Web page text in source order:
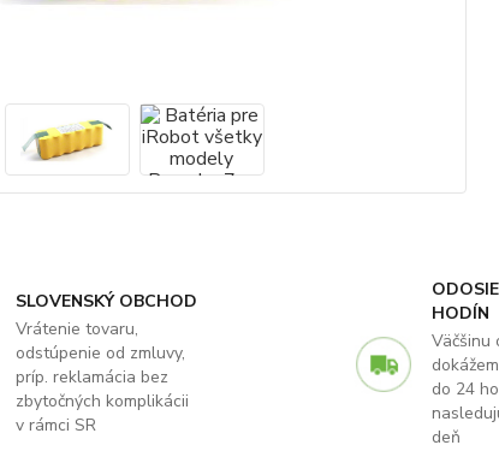
SLOVENSKÝ OBCHOD
Vrátenie tovaru,
odstúpenie od zmluvy,
príp. reklamácia bez
zbytočných komplikácii
v rámci SR
HODÍN
Väčšinu
do 24
deň